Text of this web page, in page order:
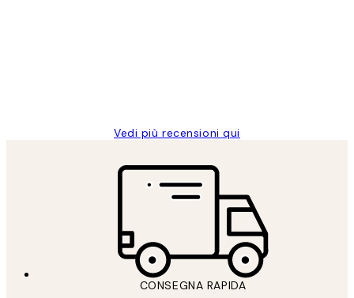
Vedi più recensioni qui
CONSEGNA RAPIDA